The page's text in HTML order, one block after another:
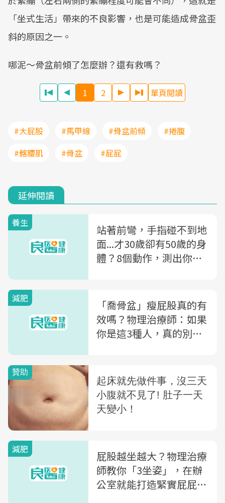
「坐式生活」帶來的不良影響，也是可能造成骨盆歪
斜的原因之一。
​哪泥～骨盆前傾了怎麼辦？還有救嗎？
1 2 單頁閱讀
#大屁股 #馬甲線 #骨盆前傾
#捲腹
#髂腰肌
#骨盆 #屁屁
延伸閱讀
養生
站著前彎，手指碰不到地
面...才30歲卻有50歲的身
體？8個動作，測出你的
減肥
「喬骨盆」瘦屁股真的有
效嗎？物理治療師：如果
你是這3種人，真的別浪
減肥
屁股越坐越大？物理治療
師教你「3坐姿」，在辦
公室就能打造緊實屁屁、